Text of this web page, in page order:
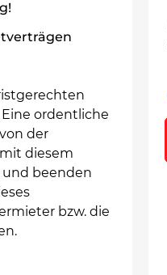
ordentliche
der
diesem
beenden
bzw. die